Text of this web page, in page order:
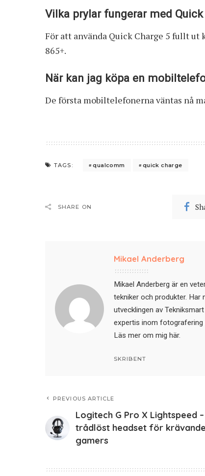
Vilka prylar fungerar med Quick
För att använda Quick Charge 5 fullt ut
865+.
När kan jag köpa en
De första mobiltelefonerna väntas nå
TAGS: qualcomm quick charge
SHARE ON
Mikael Anderberg
Mikael Anderberg är en
tekniker och produkter. Har
utvecklingen av
expertis inom fotografering
Läs mer om mig här.
SKRIBENT
PREVIOUS ARTICLE
Logitech G Pro X Lightspeed –
trådlöst headset för krävande
gamers